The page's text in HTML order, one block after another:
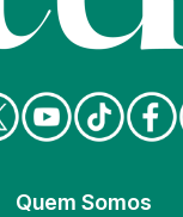
Quem Somos